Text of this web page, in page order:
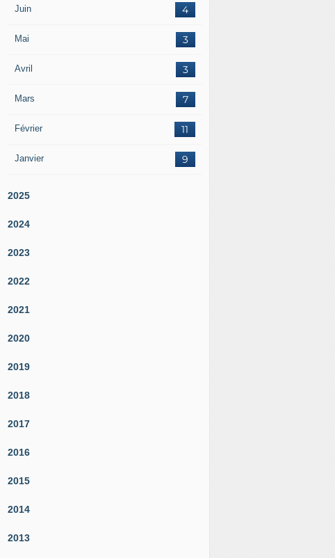
Juin 4
Mai 3
Avril 3
Mars 7
Février 11
Janvier 9
2025
2024
2023
2022
2021
2020
2019
2018
2017
2016
2015
2014
2013